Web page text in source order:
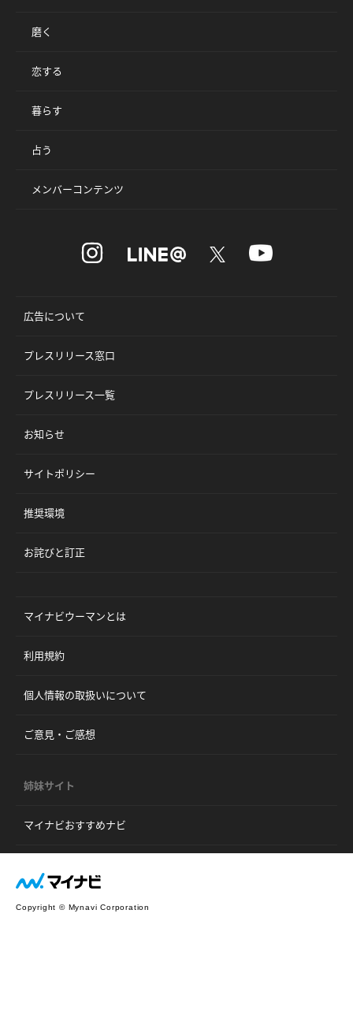
磨く
恋する
暮らす
占う
メンバーコンテンツ
広告について
プレスリリース窓口
プレスリリース一覧
お知らせ
サイトポリシー
推奨環境
お詫びと訂正
マイナビウーマンとは
利用規約
個人情報の取扱いについて
ご意見・ご感想
姉妹サイト
マイナビおすすめナビ
Copyright © Mynavi Corporation